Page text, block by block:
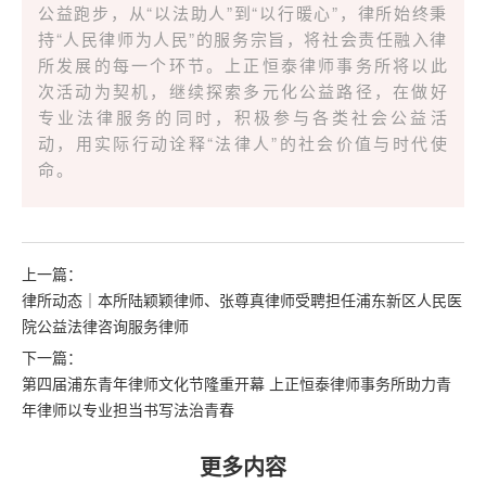
公益跑步，从“以法助人”到“以行暖心”，律所始终秉
持“人民律师为人民”的服务宗旨，将社会责任融入律
所发展的每一个环节。上正恒泰律师事务所将以此
次活动为契机，继续探索多元化公益路径，在做好
专业法律服务的同时，积极参与各类社会公益活
动，用实际行动诠释“法律人”的社会价值与时代使
命。
上一篇：
律所动态｜本所陆颖颖律师、张尊真律师受聘担任浦东新区人民医
院公益法律咨询服务律师
下一篇：
第四届浦东青年律师文化节隆重开幕 上正恒泰律师事务所助力青
年律师以专业担当书写法治青春
更多内容